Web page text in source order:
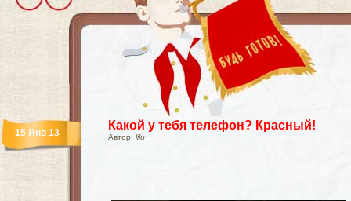
Какой у тебя телефон? Красный!
Автор: lilu
15 Янв 13